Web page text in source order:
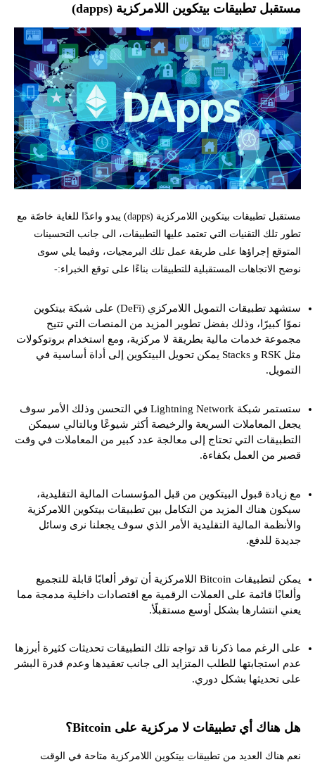
مستقبل تطبيقات بيتكوين اللامركزية (dapps)
مستقبل تطبيقات بيتكوين اللامركزية (dapps) يبدو واعدًا للغاية خاصًة مع
تطور تلك التقنيات التي تعتمد عليها التطبيقات، الى جانب التحسينات
المتوقع إجراؤها على طريقة عمل تلك البرمجيات، وفيما يلي سوى
نوضح الاتجاهات المستقبلية للتطبيقات بناءًا على توقع الخبراء:-
ستشهد تطبيقات التمويل اللامركزي (DeFi) على شبكة بيتكوين
نموًا كبيرًا، وذلك بفضل تطوير المزيد من المنصات التي تتيح
مجموعة خدمات مالية بطريقة لا مركزية، ومع استخدام بروتوكولات
مثل RSK و Stacks يمكن تحويل البيتكوين إلى أداة أساسية في
التمويل.
ستستمر شبكة Lightning Network في التحسن وذلك الأمر سوف
يجعل المعاملات السريعة والرخيصة أكثر شيوعًا وبالتالي سيمكن
التطبيقات التي تحتاج إلى معالجة عدد كبير من المعاملات في وقت
قصير من العمل بكفاءة.
مع زيادة قبول البيتكوين من قبل المؤسسات المالية التقليدية،
سيكون هناك المزيد من التكامل بين تطبيقات بيتكوين اللامركزية
والأنظمة المالية التقليدية الأمر الذي سوف يجعلنا نرى وسائل
جديدة للدفع.
يمكن لتطبيقات Bitcoin اللامركزية أن توفر ألعابًا قابلة للتجميع
وألعابًا قائمة على العملات الرقمية مع اقتصادات داخلية مدمجة مما
يعني انتشارها بشكل أوسع مستقبلًأ.
على الرغم مما ذكرنا قد تواجه تلك التطبيقات تحديثات كثيرة أبرزها
عدم استجابتها للطلب المتزايد الى جانب تعقيدها وعدم قدرة البشر
على تحديثها بشكل دوري.
هل هناك أي تطبيقات لا مركزية على Bitcoin؟
نعم هناك العديد من تطبيقات بيتكوين اللامركزية متاحة في الوقت